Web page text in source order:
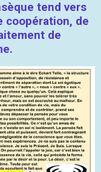
tend vers
coopération, de
de